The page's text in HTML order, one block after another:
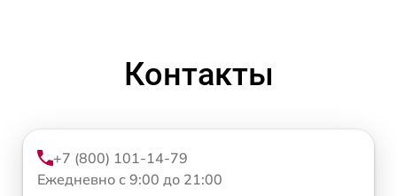
Контакты
+7 (800) 101-14-79
Ежедневно с 9:00 до 21:00